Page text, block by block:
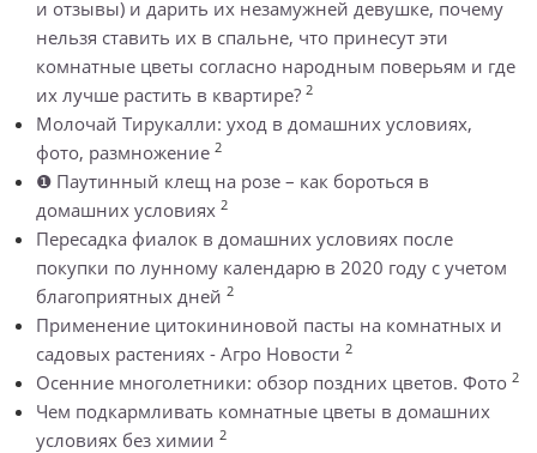
и отзывы) и дарить их незамужней девушке, почему
нельзя ставить их в спальне, что принесут эти
комнатные цветы согласно народным поверьям и где
их лучше растить в квартире? 2
Молочай Тирукалли: уход в домашних условиях,
фото, размножение 2
❶ Паутинный клещ на розе – как бороться в
домашних условиях 2
Пересадка фиалок в домашних условиях после
покупки по лунному календарю в 2020 году с учетом
благоприятных дней 2
Применение цитокининовой пасты на комнатных и
садовых растениях - Агро Новости 2
Осенние многолетники: обзор поздних цветов. Фото 2
Чем подкармливать комнатные цветы в домашних
условиях без химии 2